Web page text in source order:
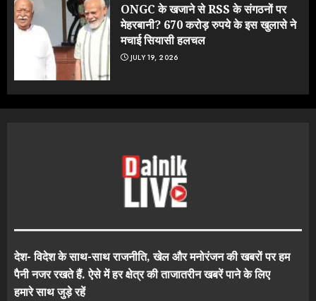
ONGC के खजाने से RSS के संगठनों पर
मेहरबानी? 670 करोड़ रुपये के इस खुलासे ने
मचाई सियासी हलचल
JULY 19, 2026
देश- विदेश के साथ-साथ राजनीति, खेल और मनोरंजन की खबरों पर हम
पैनी नजर रखते हैं. ऐसे में हर क्षेत्र की ताजातरीन खबरें पाने के लिए
हमारे साथ जुड़े रहें